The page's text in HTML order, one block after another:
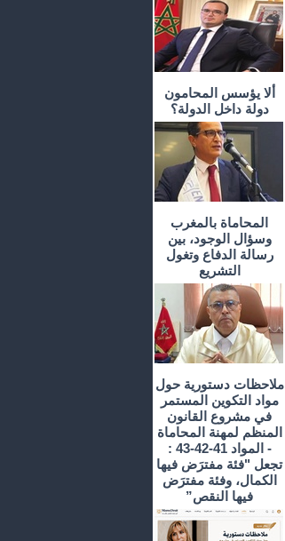
ألا يؤسس المحامون
دولة داخل الدولة؟
المحاماة بالمغرب
وسؤال الوجود، بين
رسالة الدفاع وتغول
التشريع
ملاحظات دستورية حول
مواد التكوين المستمر
في مشروع القانون
المنظم لمهنة المحاماة
- المواد 41-42-43 :
تجعل "فئة مفترَض فيها
الكمال، وفئة مفترَض
فيها النقص”